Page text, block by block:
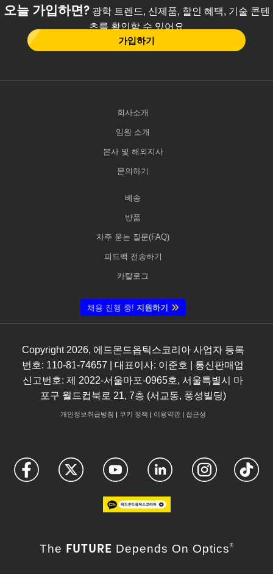
오늘 가입하면?광학 트렌드, 신제품, 할인 혜택, 기술 콘텐
츠를 확인할 수 있어요
가입하기
회사소개
임원 소개
본사 및 해외지사
문의하기
배송
반품
자주 묻는 질문(FAQ)
피드백 전송하기
카탈로그
채용 진행 중! 지원하기
Copyright 2026, 에드몬드옵틱스코리아 사업자 등록
번호: 110-81-74657 | 대표이사: 이준호 | 통신판매업
신고번호: 제 2022-서울마포-0965호, 서울특별시 마
포구 월드컵북로 21, 7층 (서교동, 풍성빌딩)
개인정보취급방침 | 쿠키 정책 | 이용약관| 접근성
The FUTURE Depends On Optics ®